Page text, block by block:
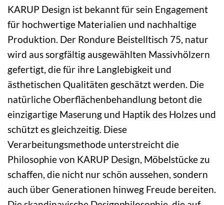
KARUP Design ist bekannt für sein Engagement
für hochwertige Materialien und nachhaltige
Produktion. Der Rondure Beistelltisch 75, natur
wird aus sorgfältig ausgewählten Massivhölzern
gefertigt, die für ihre Langlebigkeit und
ästhetischen Qualitäten geschätzt werden. Die
natürliche Oberflächenbehandlung betont die
einzigartige Maserung und Haptik des Holzes und
schützt es gleichzeitig. Diese
Verarbeitungsmethode unterstreicht die
Philosophie von KARUP Design, Möbelstücke zu
schaffen, die nicht nur schön aussehen, sondern
auch über Generationen hinweg Freude bereiten.